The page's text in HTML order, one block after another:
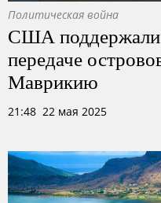
Политическая война
США поддержали
передаче
Маврикию
21:48 22 мая 2025